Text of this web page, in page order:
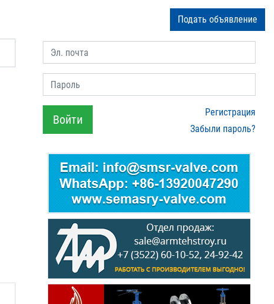
Подать объявление
Эл. почта
Пароль
Войти
Регистрация
Забыли пароль?